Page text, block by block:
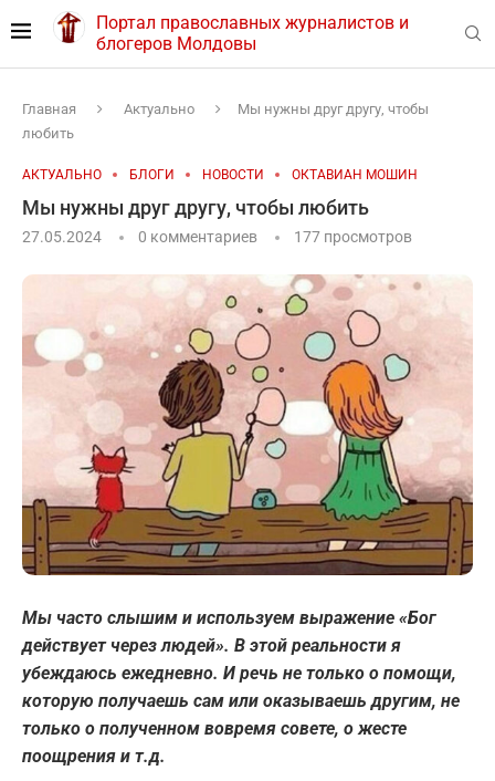
Портал православных журналистов и
блогеров Молдовы
Главная Актуально
Мы нужны друг другу, чтобы
любить
АКТУАЛЬНО БЛОГИ НОВОСТИ ОКТАВИАН МОШИН
Мы нужны друг другу, чтобы любить
27.05.2024 0 комментариев 177 просмотров
Мы часто слышим и используем выражение «Бог
действует через людей». В этой реальности я
убеждаюсь ежедневно. И речь не только о помощи,
которую получаешь сам или оказываешь другим, не
только о полученном вовремя совете, о жесте
поощрения и т.д.